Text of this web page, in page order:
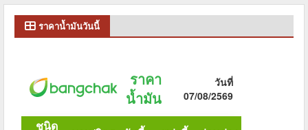
ราคาน้ำมันวันนี้